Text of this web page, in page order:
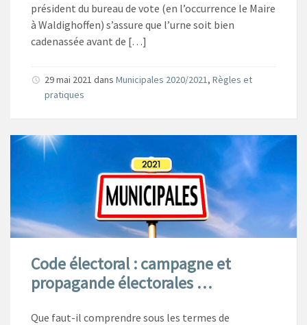
président du bureau de vote (en l’occurrence le Maire
à Waldighoffen) s’assure que l’urne soit bien
cadenassée avant de […]
29 mai 2021 dans Municipales 2020/2021, Règles et
pratiques
Code électoral : campagne et
propagande électorales …
Que faut-il comprendre sous les termes de